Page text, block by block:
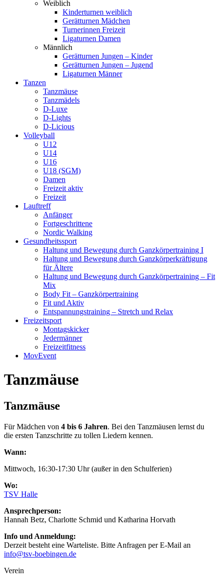
Weiblich
Kinderturnen weiblich
Gerätturnen Mädchen
Turnerinnen Freizeit
Ligaturnen Damen
Männlich
Gerätturnen Jungen – Kinder
Gerätturnen Jungen – Jugend
Ligaturnen Männer
Tanzen
Tanzmäuse
Tanzmädels
D-Luxe
D-Lights
D-Licious
Volleyball
U12
U14
U16
U18 (SGM)
Damen
Freizeit aktiv
Freizeit
Lauftreff
Anfänger
Fortgeschrittene
Nordic Walking
Gesundheitssport
Haltung und Bewegung durch Ganzkörpertraining I
Haltung und Bewegung durch Ganzkörperkräftigung
für Ältere
Haltung und Bewegung durch Ganzkörpertraining – Fit
Mix
Body Fit – Ganzkörpertraining
Fit und Aktiv
Entspannungstraining – Stretch und Relax
Freizeitsport
Montagskicker
Jedermänner
Freizeitfitness
MovEvent
Tanzmäuse
Tanzmäuse
Für Mädchen von 4 bis 6 Jahren. Bei den Tanzmäusen lernst du
die ersten Tanzschritte zu tollen Liedern kennen.
Wann:
Mittwoch, 16:30-17:30 Uhr (außer in den Schulferien)
Wo:
TSV Halle
Ansprechperson:
Hannah Betz, Charlotte Schmid und Katharina Horvath
Info und Anmeldung:
Derzeit besteht eine Warteliste. Bitte Anfragen per E-Mail an
info@tsv-boebingen.de
Verein